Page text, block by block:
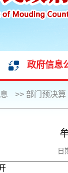
政府信息
>> 部门预决算
日